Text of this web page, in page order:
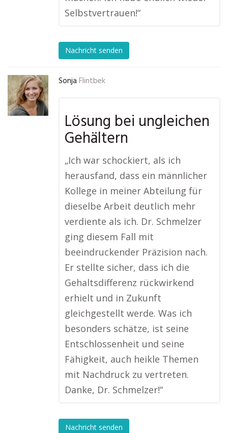
Selbstvertrauen!“
Nachricht senden
Sonja Flintbek
Lösung bei ungleichen
Gehältern
„Ich war schockiert, als ich
herausfand, dass ein männlicher
Kollege in meiner Abteilung für
dieselbe Arbeit deutlich mehr
verdiente als ich. Dr. Schmelzer
ging diesem Fall mit
beeindruckender Präzision nach.
Er stellte sicher, dass ich die
Gehaltsdifferenz rückwirkend
erhielt und in Zukunft
gleichgestellt werde. Was ich
besonders schätze, ist seine
Entschlossenheit und seine
Fähigkeit, auch heikle Themen
mit Nachdruck zu vertreten.
Danke, Dr. Schmelzer!“
Nachricht senden